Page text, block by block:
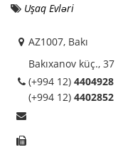
Uşaq Evləri
AZ1007, Bakı
Bakıxanov küç., 37
(+994 12) 4404928
(+994 12) 4402852